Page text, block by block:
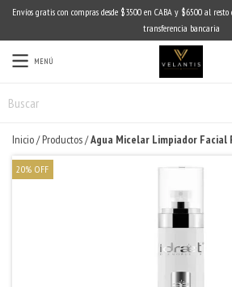
Envíos gratis con compras desde $3500 en CABA y $6500 al
transferencia bancaria
MENÚ
Inicio/ Productos/Agua Micelar Limpiador Facial
20% OFF